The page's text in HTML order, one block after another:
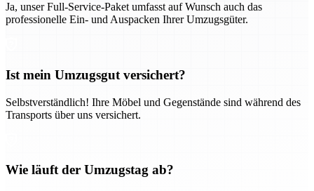
Ja, unser Full-Service-Paket umfasst auf Wunsch auch das
professionelle Ein- und Auspacken Ihrer Umzugsgüter.
Ist mein Umzugsgut versichert?
Selbstverständlich! Ihre Möbel und Gegenstände sind während des
Transports über uns versichert.
Wie läuft der Umzugstag ab?